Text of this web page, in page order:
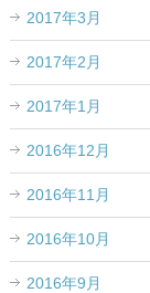
2017年3月
2017年2月
2017年1月
2016年12月
2016年11月
2016年10月
2016年9月